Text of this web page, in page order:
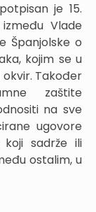
je 15.
Vlade
Španjolske o
kojim se u
Također
zaštite
na sve
ugovore
sadrže ili
ostalim, u